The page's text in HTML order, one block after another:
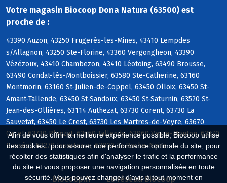
Afin de vous offrir la meilleure expérience possible, Biocoop utilise
des cookies : pour assurer une performance optimale du site, pour
récolter des statistiques afin d'analyser le trafic et la performance
du site et vous proposer une navigation personnalisée en toute
sécurité. Vous pouvez changer d'avis à tout moment en
Votre magasin Biocoop Dona Natura (63500) est
proche de :
43390 Auzon, 43250 Frugerès-les-Mines, 43410 Lempdes
s/Allagnon, 43250 Ste-Florine, 43360 Vergongheon, 43390
Vézézoux, 43410 Chambezon, 43410 Léotoing, 63490 Brousse,
63490 Condat-lès-Montboissier, 63580 Ste-Catherine, 63160
Montmorin, 63160 St-Julien-de-Coppel, 63450 Olloix, 63450 St-
Amant-Tallende, 63450 St-Sandoux, 63450 St-Saturnin, 63520 St-
Jean-des-Ollières, 63114 Authezat, 63730 Corent, 63730 La
Sauvetat, 63450 Le Crest, 63730 Les Martres-de-Veyre, 63670
Orcet, 63730 Plauzat, 63450 Tallende, 63960 Veyre-Monton, 63270
Busséol, 63270 Isserteaux, 63800 La Roche-Noire
Biocoop.fr Le réseau Biocoop